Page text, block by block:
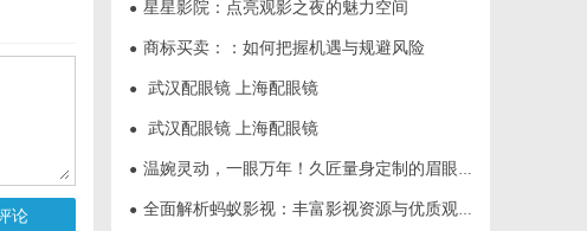
论
● 星星影院：点亮观影之夜的魅力空间
● 商标买卖：：如何把握机遇与规避风险
● 武汉配眼镜 上海配眼镜
● 武汉配眼镜 上海配眼镜
● 温婉灵动，一眼万年！久匠量身定制的眉眼唇，才是你整张脸的点睛之笔！淡颜系女生的气质加分项
● 全面解析蚂蚁影视：丰富影视资源与优质观影体验的新时代平台